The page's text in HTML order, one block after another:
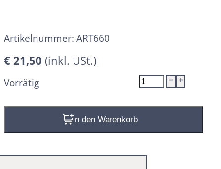
Artikelnummer: ART660
€ 21,50
Vorrätig
Weihwasserbecken
(rosa)
In den Warenkorb